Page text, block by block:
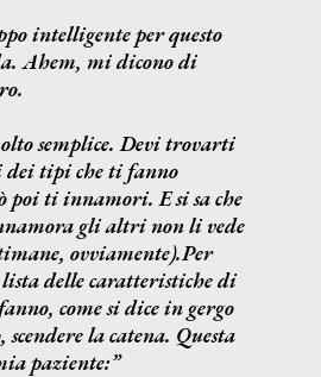
intelligente per questo
Ahem, mi dicono di
semplice. Devi trovarti
tipi che ti fanno
poi ti innamori. E si sa che
gli altri non li vede
ovviamente).Per
delle caratteristiche di
come si dice in gergo
scendere la catena. Questa
paziente: